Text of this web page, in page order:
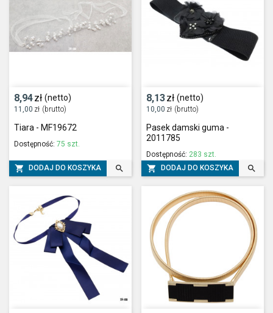
8,94zł (netto)
11,00 zł (brutto)
Tiara - MF19672
Dostępność: 75 szt.
 DODAJ DO KOSZYKA 
8,13zł (netto)
10,00 zł (brutto)
Pasek damski guma -
2011785
Dostępność: 283 szt.
 DODAJ DO KOSZYKA 